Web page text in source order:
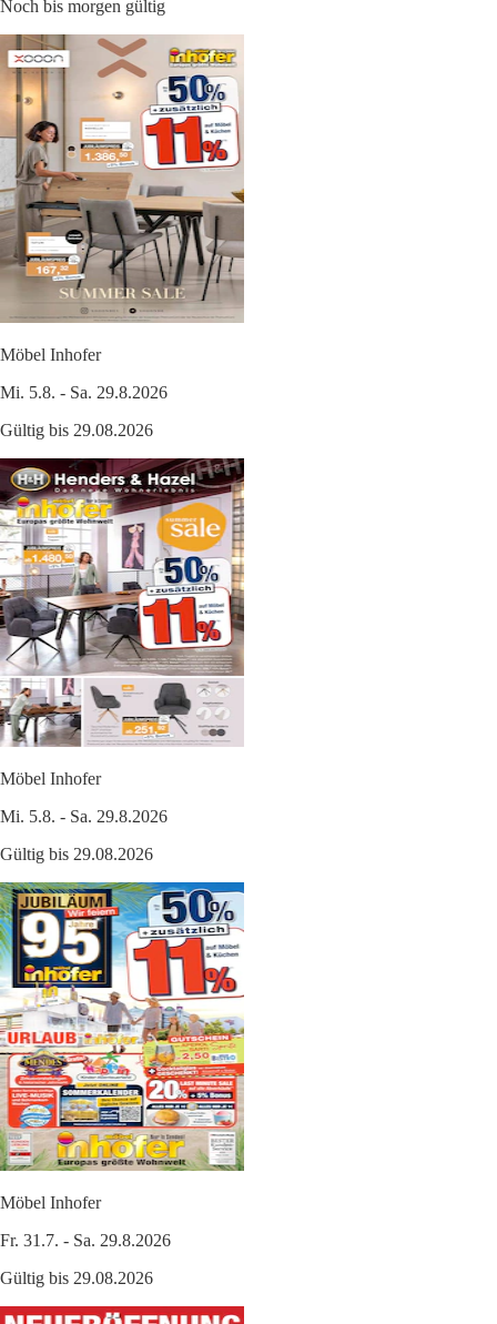
Noch bis morgen gültig
Möbel Inhofer
Mi. 5.8. - Sa. 29.8.2026
Gültig bis 29.08.2026
Möbel Inhofer
Mi. 5.8. - Sa. 29.8.2026
Gültig bis 29.08.2026
Möbel Inhofer
Fr. 31.7. - Sa. 29.8.2026
Gültig bis 29.08.2026